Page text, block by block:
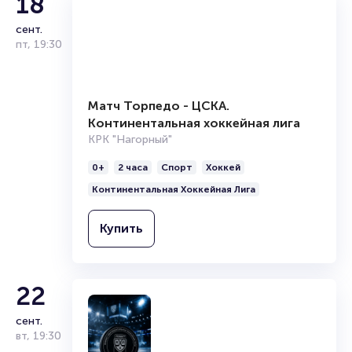
сент.
пт, 19:30
Матч Торпедо - ЦСКА.
Континентальная хоккейная лига
КРК "Нагорный"
0+ 2 часа Спорт
Хоккей
Континентальная Хоккейная Лига
Купить
22
сент.
вт, 19:30